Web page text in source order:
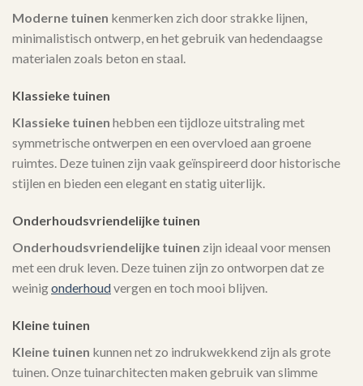
Moderne tuinen kenmerken zich door strakke lijnen,
minimalistisch ontwerp, en het gebruik van hedendaagse
materialen zoals beton en staal.
Klassieke tuinen
Klassieke tuinen hebben een tijdloze uitstraling met
symmetrische ontwerpen en een overvloed aan groene
ruimtes. Deze tuinen zijn vaak geïnspireerd door historische
stijlen en bieden een elegant en statig uiterlijk.
Onderhoudsvriendelijke tuinen
Onderhoudsvriendelijke tuinen zijn ideaal voor mensen
met een druk leven. Deze tuinen zijn zo ontworpen dat ze
weinigonderhoudvergen en toch mooi blijven.
Kleine tuinen
Kleine tuinen kunnen net zo indrukwekkend zijn als grote
tuinen. Onze tuinarchitecten maken gebruik van slimme